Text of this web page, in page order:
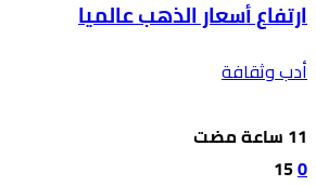
ارتفاع أسعار الذهب عالميا
أدب وثقافة
0
15